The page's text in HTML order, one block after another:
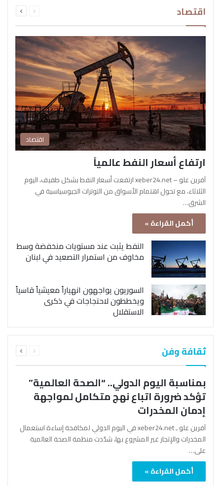
اقتصاد الصفحةالصفحة
اقتصاد
ارتفاع أسعار النفط عالمياً
آفرين علو – xeber24.net ارتفعت أسعار النفط بشكل طفيف، اليوم
الثلاثاء، مع تحول اهتمام الأسواق من التوترات الجيوسياسية في
الشرق…
أكمل القراءة »
النفط يثبت عند مستويات منخفضة وسط
مخاوف من استمرار التصعيد في لبنان
السوريون يواجهون انهياراً معيشياً قاسياً
ويخططون لاحتجاجات في ذكرى
الاستقلال
ثقافة وفن الصفحةالصفحة
بمناسبة اليوم الدولي.. “الصحة العالمية”
تؤكد ضرورة اتباع نهج متكامل لمواجهة
إدمان المخدرات
آفرين علو ـ xeber24.net في اليوم الدولي لمكافحة إساءة استعمال
المخدرات والإتجار غير المشروع بها، شدّدت منظمة الصحة العالمية
على…
أكمل القراءة »